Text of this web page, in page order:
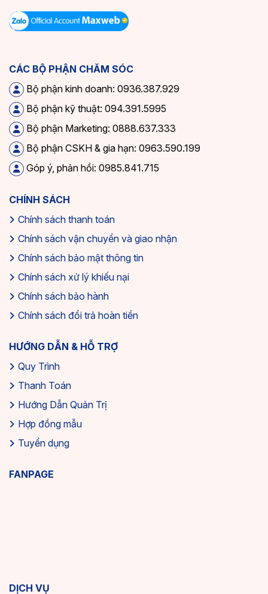
CÁC BỘ PHẬN CHĂM SÓC
Bộ phận kinh doanh: 0936.387.929
Bộ phận kỹ thuật: 094.391.5995
Bộ phận Marketing: 0888.637.333
Bộ phận CSKH & gia hạn: 0963.590.199
Góp ý, phản hồi: 0985.841.715
CHÍNH SÁCH
Chính sách thanh toán
Chính sách vận chuyển và giao nhận
Chính sách bảo mật thông tin
Chính sách xử lý khiếu nại
Chính sách bảo hành
Chính sách đổi trả hoàn tiền
HƯỚNG DẪN & HỖ TRỢ
Quy Trình
Thanh Toán
Hướng Dẫn Quản Trị
Hợp đồng mẫu
Tuyển dụng
FANPAGE
DỊCH VỤ